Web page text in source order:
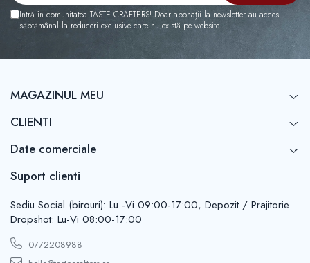
Intră în comunitatea TASTE CRAFTERS! Doar abonații la newsletter au acces
săptămânal la reduceri exclusive care nu există pe website.
MAGAZINUL MEU
CLIENTI
Date comerciale
Suport clienti
Sediu Social (birouri): Lu -Vi 09:00-17:00, Depozit / Prajitorie
Dropshot: Lu-Vi 08:00-17:00
0772208988